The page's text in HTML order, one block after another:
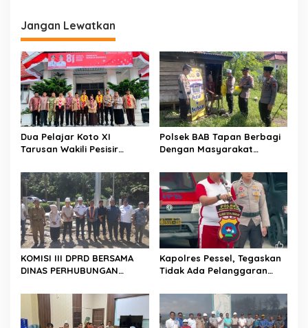
a
s
i
p
o
s
Jangan Lewatkan
Dua Pelajar Koto XI
Tarusan Wakili Pesisir
Nasional 2026 di Cibubur,
Jalani Karantina Sebelum
Berangkat
Polsek BAB Tapan Berbagi
Dengan Masyarakat
Jum’at Berkah
KOMISI III DPRD BERSAMA
DINAS PERHUBUNGAN
LAMPU HIGH MAST DI BATAS
PESSEL – PADANG
Kapolres Pessel, Tegaskan
Tidak Ada Pelanggaran